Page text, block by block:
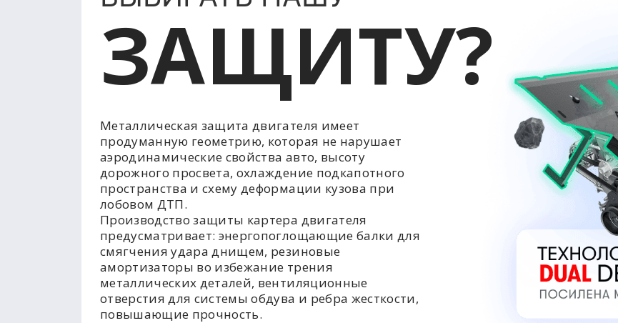
ЗАЩИТУ?
Металлическая защита двигателя имеет
продуманную геометрию, которая не нарушает
аэродинамические свойства авто, высоту
дорожного просвета, охлаждение подкапотного
пространства и схему деформации кузова при
лобовом ДТП.
Производство защиты картера двигателя
предусматривает: энергопоглощающие балки для
смягчения удара днищем, резиновые
амортизаторы во избежание трения
металлических деталей, вентиляционные
отверстия для системы обдува и ребра жесткости,
повышающие прочность.